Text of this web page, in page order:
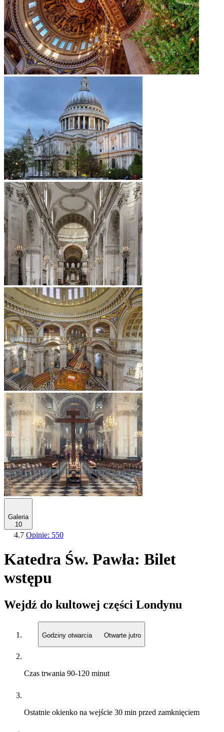
Galeria
10
4.7 Opinie: 550
Katedra Św. Pawła: Bilet
wstępu
Wejdź do kultowej części Londynu
Godziny otwarcia Otwarte jutro
Czas trwania 90-120 minut
Ostatnie okienko na wejście 30 min przed zamknięciem